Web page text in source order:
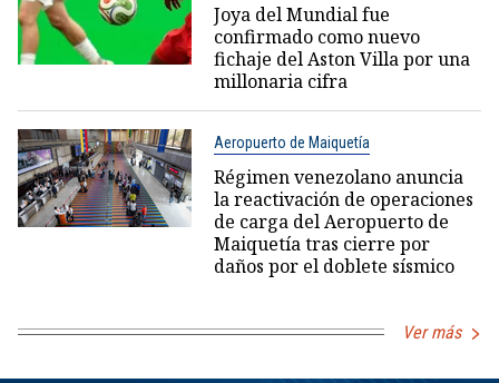
Joya del Mundial fue
confirmado como nuevo
fichaje del Aston Villa por una
millonaria cifra
Aeropuerto de Maiquetía
Régimen venezolano anuncia
la reactivación de operaciones
de carga del Aeropuerto de
Maiquetía tras cierre por
daños por el doblete sísmico
Ver más